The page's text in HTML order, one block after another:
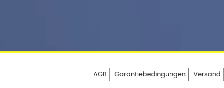
AGB Garantiebedingungen Versand